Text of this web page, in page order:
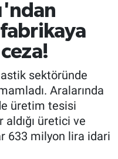
sektöründe
Aralarında
üretim tesisi
aldığı üretici ve
633 milyon lira idari